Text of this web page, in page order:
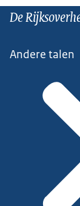
De
Andere talen